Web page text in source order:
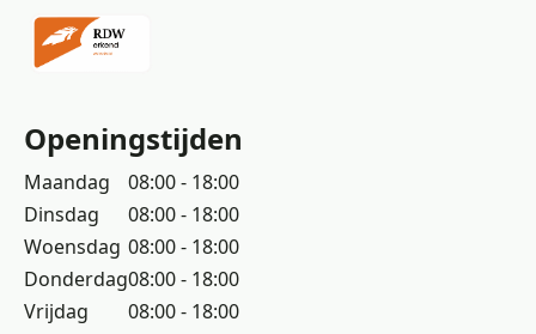
Openingstijden
Maandag
Dinsdag
Woensdag
Donderdag
Vrijdag
08:00 - 18:00
08:00 - 18:00
08:00 - 18:00
08:00 - 18:00
08:00 - 18:00